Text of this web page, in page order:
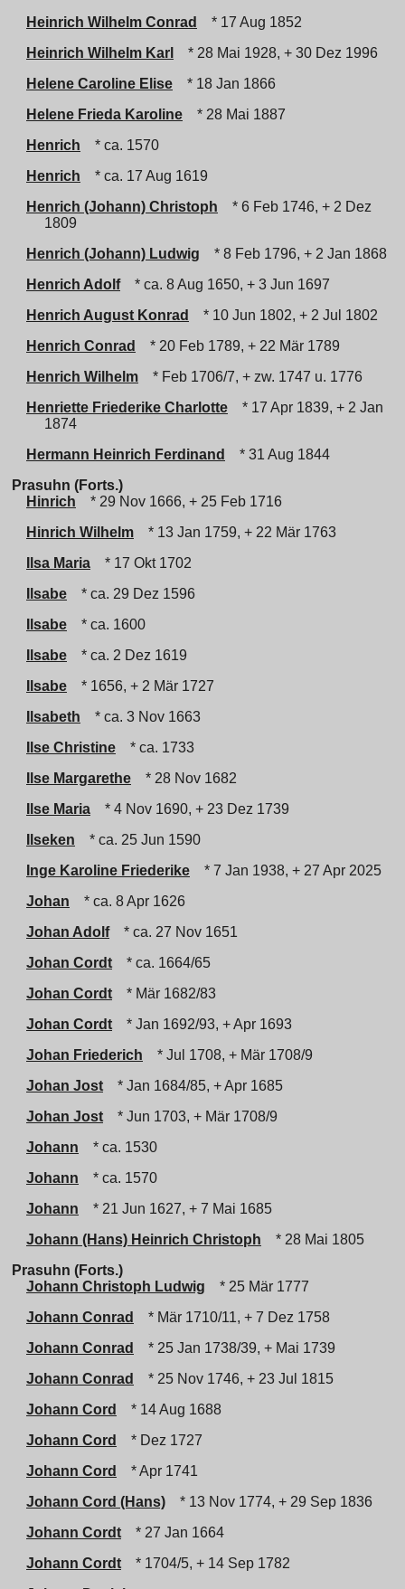
Heinrich Wilhelm Conrad
* 17 Aug 1852
Heinrich Wilhelm Karl
* 28 Mai 1928, + 30 Dez 1996
Helene Caroline Elise
* 18 Jan 1866
Helene Frieda Karoline
* 28 Mai 1887
Henrich
* ca. 1570
Henrich
* ca. 17 Aug 1619
Henrich (Johann) Christoph
* 6 Feb 1746, + 2 Dez
1809
Henrich (Johann) Ludwig
* 8 Feb 1796, + 2 Jan 1868
Henrich Adolf
* ca. 8 Aug 1650, + 3 Jun 1697
Henrich August Konrad
* 10 Jun 1802, + 2 Jul 1802
Henrich Conrad
* 20 Feb 1789, + 22 Mär 1789
Henrich Wilhelm
* Feb 1706/7, + zw. 1747 u. 1776
Henriette Friederike Charlotte
* 17 Apr 1839, + 2 Jan
1874
Hermann Heinrich Ferdinand
* 31 Aug 1844
Prasuhn (Forts.)
Hinrich
* 29 Nov 1666, + 25 Feb 1716
Hinrich Wilhelm
* 13 Jan 1759, + 22 Mär 1763
Ilsa Maria
* 17 Okt 1702
Ilsabe
* ca. 29 Dez 1596
Ilsabe
* ca. 1600
Ilsabe
* ca. 2 Dez 1619
Ilsabe
* 1656, + 2 Mär 1727
Ilsabeth
* ca. 3 Nov 1663
Ilse Christine
* ca. 1733
Ilse Margarethe
* 28 Nov 1682
Ilse Maria
* 4 Nov 1690, + 23 Dez 1739
Ilseken
* ca. 25 Jun 1590
Inge Karoline Friederike
* 7 Jan 1938, + 27 Apr 2025
Johan
* ca. 8 Apr 1626
Johan Adolf
* ca. 27 Nov 1651
Johan Cordt
* ca. 1664/65
Johan Cordt
* Mär 1682/83
Johan Cordt
* Jan 1692/93, + Apr 1693
Johan Friederich
* Jul 1708, + Mär 1708/9
Johan Jost
* Jan 1684/85, + Apr 1685
Johan Jost
* Jun 1703, + Mär 1708/9
Johann
* ca. 1530
Johann
* ca. 1570
Johann
* 21 Jun 1627, + 7 Mai 1685
Johann (Hans) Heinrich Christoph
* 28 Mai 1805
Prasuhn (Forts.)
Johann Christoph Ludwig
* 25 Mär 1777
Johann Conrad
* Mär 1710/11, + 7 Dez 1758
Johann Conrad
* 25 Jan 1738/39, + Mai 1739
Johann Conrad
* 25 Nov 1746, + 23 Jul 1815
Johann Cord
* 14 Aug 1688
Johann Cord
* Dez 1727
Johann Cord
* Apr 1741
Johann Cord (Hans)
* 13 Nov 1774, + 29 Sep 1836
Johann Cordt
* 27 Jan 1664
Johann Cordt
* 1704/5, + 14 Sep 1782